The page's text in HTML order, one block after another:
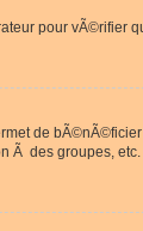
pour vÃ©rifier
de
Ã des groupes,